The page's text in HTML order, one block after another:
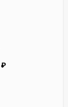
₽